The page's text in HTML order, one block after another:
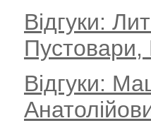
Відгуки:
Пустовари,
Відгуки: